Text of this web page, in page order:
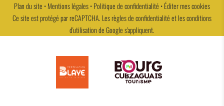
Plan du site •Mentions légales•Politique de confidentialité •Éditer mes cookies
Ce site est protégé par reCAPTCHA. Lesrègles de confidentialitéet lesconditions
d'utilisationde Google s'appliquent.